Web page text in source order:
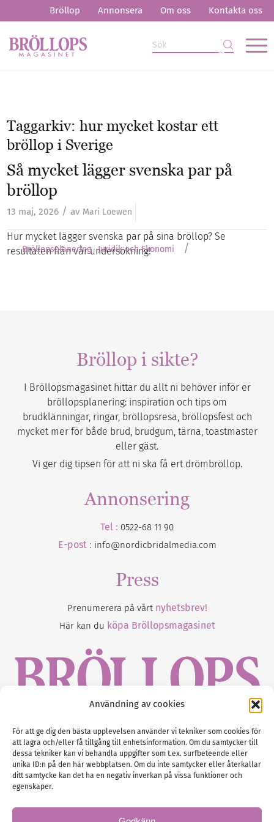
Användning av cookies
För att ge dig den bästa upplevelsen använder vi tekniker som cookies för
att lagra och/eller få tillgång till enhetsinformation. Om du samtycker till
dessa tekniker kan vi behandla uppgifter som t.ex. surfbeteende eller
unika ID:n på den här webbplatsen. Om du inte samtycker eller återkallar
ditt samtycke kan det ha en negativ inverkan på vissa funktioner och
egenskaper.
Bröllop Annonsera Om oss Kontakta oss
Taggarkiv:hur mycket kostar ett
bröllop i Sverige
Så mycket lägger svenska par på
bröllop
13 maj, 2026 / av Mari Loewen
Hur mycket lägger svenska par på sina bröllop? Se
resultaten från vår undersökning!
Bröllopsplanering Juridik och Ekonomi /
Bröllop i sikte?
I Bröllopsmagasinet hittar du allt ni behöver inför er
bröllopsplanering: inspiration och tips om
brudklänningar, ringar, bröllopsresa, bröllopsfest och
mycket mer för både brud, brudgum, tärna, toastmaster
eller gäst.
Vi ger dig tipsen för att ni ska få ert drömbröllop.
Annonsering
Tel : 0522-68 11 90
E-post : info@nordicbridalmedia.com
Press
Prenumerera på vårt nyhetsbrev!
Här kan du köpa Bröllopsmagasinet
Gustaf Mattssons väg 2, 451 50 Uddevalla
Tel :0522-68 11 90
E-post:info@nordicbridalmedia.com